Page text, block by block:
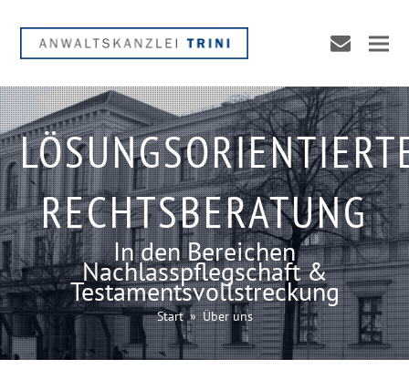
envelope
RECHTSBERATUNG
In den Bereichen
Nachlasspflegschaft &
Testamentsvollstreckung
Start»Über uns